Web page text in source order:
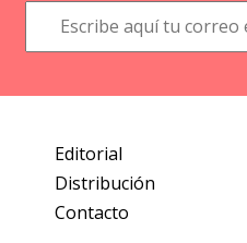
Editorial
Distribución
Contacto